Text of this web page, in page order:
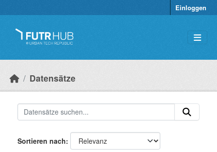
Einloggen
Datensätze
Sortieren nach